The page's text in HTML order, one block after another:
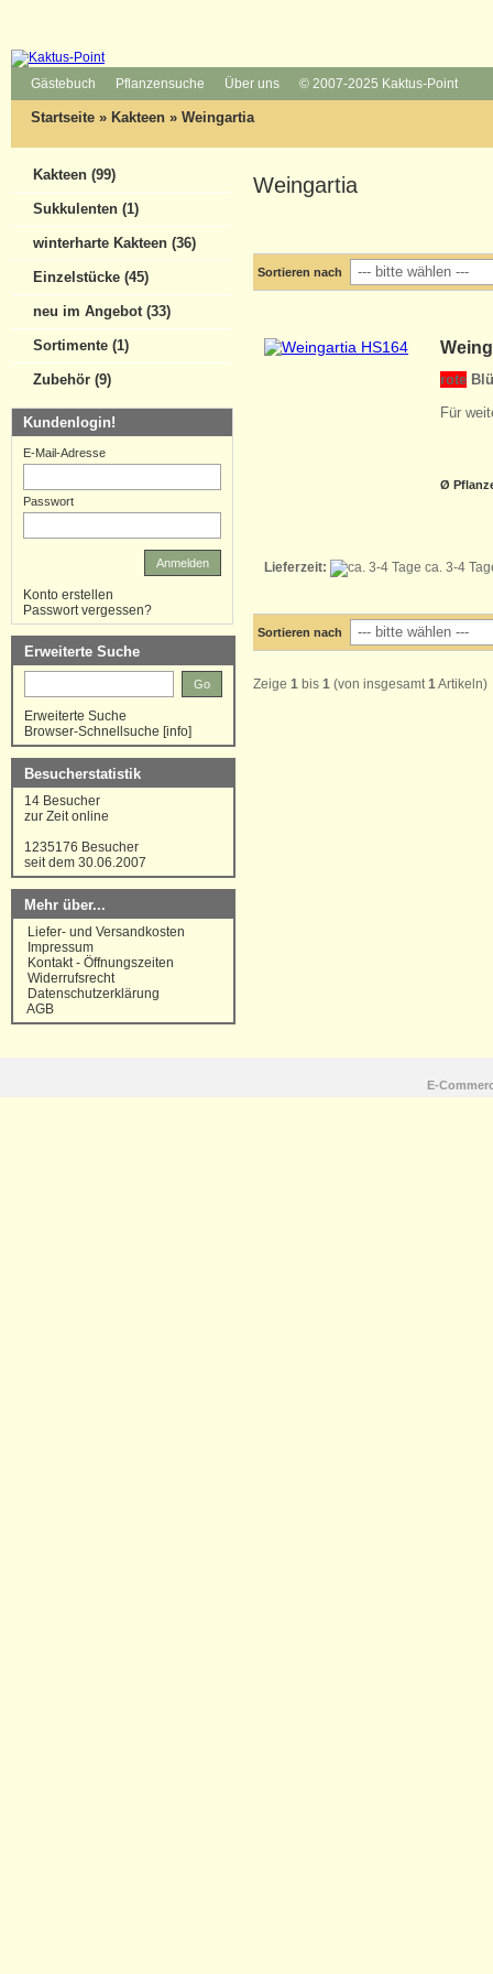
Gästebuch Pflanzensuche Über uns © 2007-2025 Kaktus-Point
Startseite » Kakteen » Weingartia
Weingartia
Sortieren nach
rote
Für
Ø
Lieferzeit: ca. 3-4
Sortieren nach
Zeige 1 bis 1 (von insgesamt 1 Artikeln)
Kakteen (99)
Sukkulenten (1)
winterharte Kakteen (36)
Einzelstücke (45)
neu im Angebot (33)
Sortimente (1)
Zubehör (9)
Kundenlogin!
E-Mail-Adresse
Passwort
Anmelden
Konto erstellen
Passwort vergessen?
Erweiterte Suche
Go
Erweiterte Suche
Browser-Schnellsuche [info]
Besucherstatistik
14 Besucher
zur Zeit online
1235176 Besucher
seit dem 30.06.2007
Mehr über...
Liefer- und Versandkosten
Impressum
Kontakt - Öffnungszeiten
Widerrufsrecht
Datenschutzerklärung
AGB
E-